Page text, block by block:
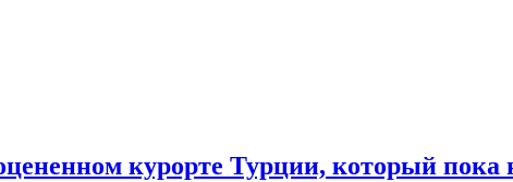
курорте Турции, который пока